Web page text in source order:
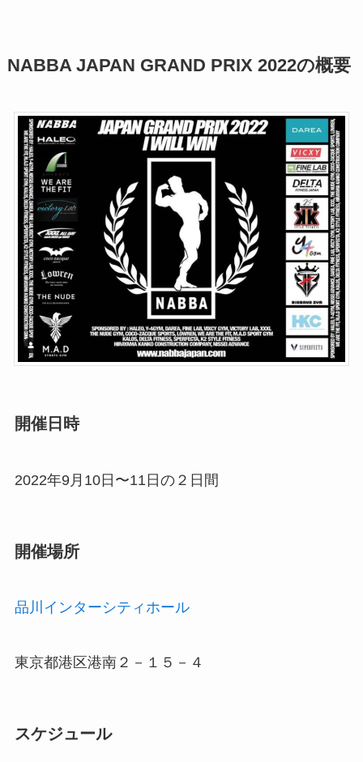
NABBA JAPAN GRAND PRIX 2022の概要
開催日時
2022年9月10日〜11日の２日間
開催場所
品川インターシティホール
東京都港区港南２－１５－４
スケジュール